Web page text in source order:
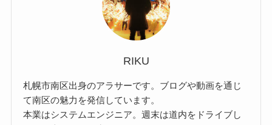
RIKU
札幌市南区出身のアラサーです。ブログや動画を通じ
て南区の魅力を発信しています。
本業はシステムエンジニア。週末は道内をドライブし